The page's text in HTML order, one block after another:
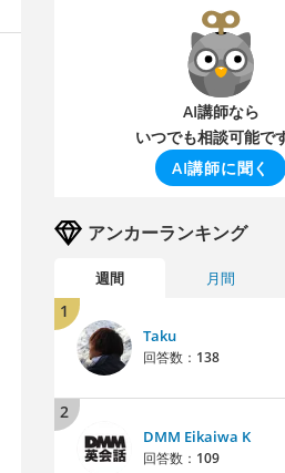
AI講師なら
いつでも相談可能で
AI講師に聞く
アンカーランキング
週間 月間
1
Taku
回答数： 138
2
DMM Eikaiwa K
回答数： 109